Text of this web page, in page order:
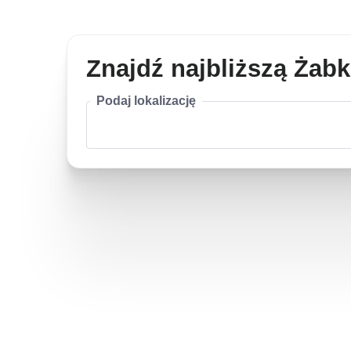
Znajdź najbliższą
Podaj lokalizację